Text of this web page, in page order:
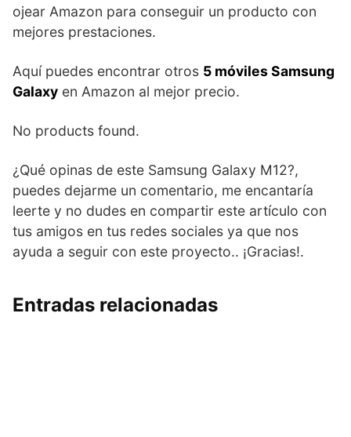
ojear Amazon para conseguir un producto con
mejores prestaciones.
Aquí puedes encontrar otros 5 móviles Samsung
Galaxy en Amazon al mejor precio.
No products found.
¿Qué opinas de este Samsung Galaxy M12?,
puedes dejarme un comentario, me encantaría
leerte y no dudes en compartir este artículo con
tus amigos en tus redes sociales ya que nos
ayuda a seguir con este proyecto.. ¡Gracias!.
Entradas relacionadas